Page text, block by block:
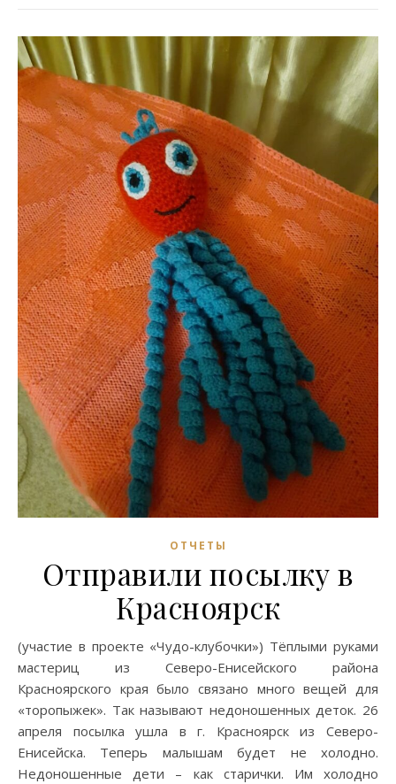
ОТЧЕТЫ
Отправили посылку в
Красноярск
(участие в проекте «Чудо-клубочки») Тёплыми руками
мастериц из Северо-Енисейского района
Красноярского края было связано много вещей для
«торопыжек». Так называют недоношенных деток. 26
апреля посылка ушла в г. Красноярск из Северо-
Енисейска. Теперь малышам будет не холодно.
Недоношенные дети – как старички. Им холодно